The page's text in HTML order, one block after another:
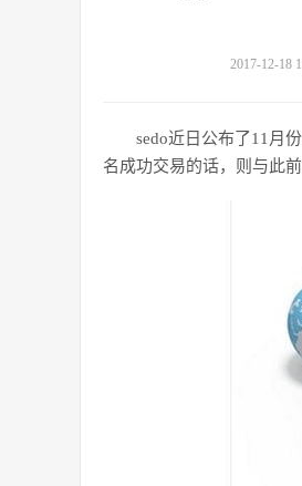
2017-12-18
sedo近日公布了11月
名成功交易的话，则与此